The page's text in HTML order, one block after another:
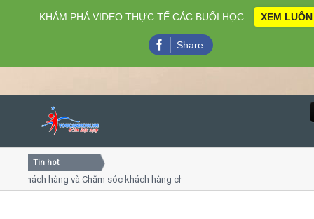
Close
Tin hot
hàng và Chăm sóc khách hàng chuyên nghiệp
KHÁM PHÁ VIDEO THỰC TẾ CÁC BUỔI HỌC XEM LUÔN
Share